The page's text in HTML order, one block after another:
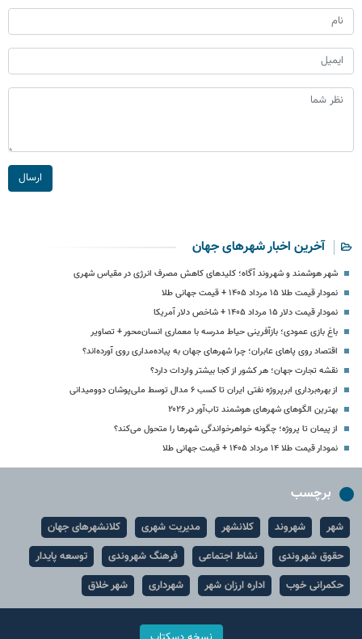
ارسال
آخرین اخبار شهرهای جهان
شهر هوشمند و شهروند آگاه؛ کلیدهای کاهش مصرف انرژی در مقیاس شهری
نمودار قیمت طلا ۱۵ مرداد ۱۴۰۵ + قیمت جهانی طلا
نمودار قیمت دلار ۱۵ مرداد ۱۴۰۵ + شاخص دلار آمریکا
باغ بازی عمودی؛ بازآفرینی حیاط مدرسه با معماری انسان‌محور + تصاویر
اقتصاد روی پاهای عابران؛ چرا شهرهای جهان به پیاده‌مداری روی آورده‌اند؟
نقشه تجارت جهان؛ هر کشور از کجا بیشتر واردات دارد؟
از بهره‌برداری ابرپروژه نفتی ایران تا کسب ۶ مدال توسط ملی‌پوشان دوومیدانی
بهترین الگوهای شهرهای هوشمند تاب‌آور در ۲۰۲۶
از پیمان تا پروژه؛ چگونه خواهرخواندگی شهرها را متحول می‌کند؟
نمودار قیمت طلا ۱۴ مرداد ۱۴۰۵ + قیمت جهانی طلا
برچسب
شهر شهروند کلانشهر مدیریت شهری
کلانشهرهای جهان
حقوق شهروندی
نشاط اجتماعی فرهنگ شهروندی
توسعه پایدار
حکمرانی خوب
اداره ارزان شهر شهرداری شهر خلاق